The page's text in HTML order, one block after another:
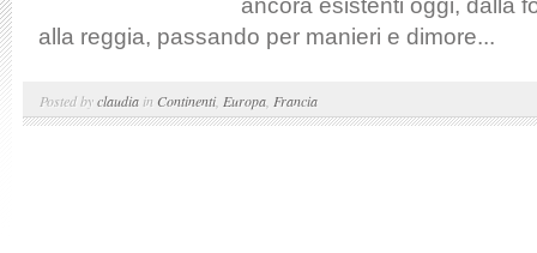
ancora esistenti oggi, dalla
alla reggia, passando per manieri e dimore...
Posted byclaudia in Continenti, Europa Francia